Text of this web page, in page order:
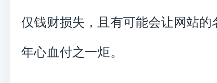
仅钱财损失，且有可能会让网站的
年心血付之一炬。